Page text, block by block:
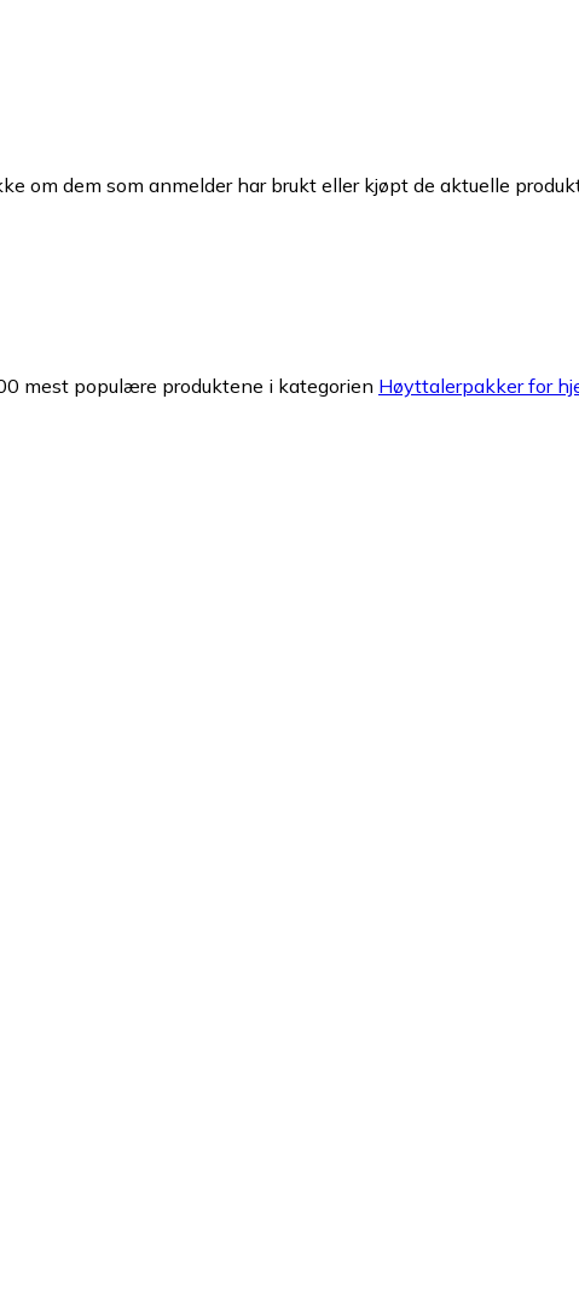
om dem som anmelder har brukt eller kjøpt de aktuelle
mest populære produktene i kategorien Høyttalerpakker for